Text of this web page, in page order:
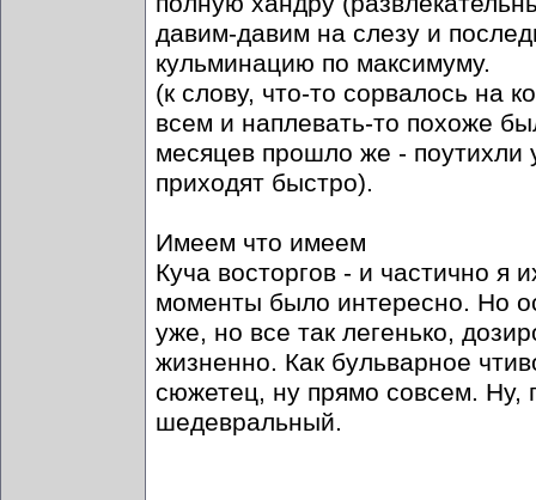
давим-давим на слезу и
кульминацию по максимуму.
(к слову, что-то сорвалось на
всем и наплевать-то похоже
месяцев прошло же - поутихли
приходят быстро).
Имеем что имеем
Куча восторгов - и частично я
моменты было интересно. Но
уже, но все так легенько,
жизненно. Как бульварное
сюжетец, ну прямо совсем. Ну,
шедевральный.